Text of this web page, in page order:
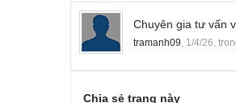
Chuyên gia tư vấn
tramanh09, 1/4/26,
Chia sẻ trang này